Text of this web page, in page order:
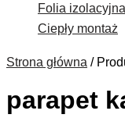
Folia izolacyjna
Ciepły montaż
Strona główna /
parapet